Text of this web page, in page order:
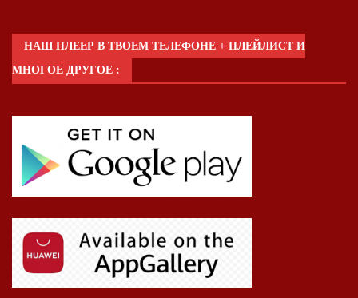
НАШ ПЛЕЕР В ТВОЕМ ТЕЛЕФОНЕ + ПЛЕЙЛИСТ И
МНОГОЕ ДРУГОЕ :